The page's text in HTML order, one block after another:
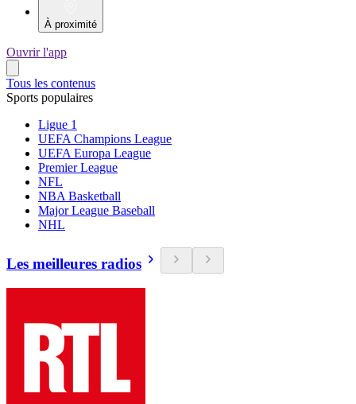
À proximité
Ouvrir l'app
Tous les contenus
Sports populaires
Ligue 1
UEFA Champions League
UEFA Europa League
Premier League
NFL
NBA Basketball
Major League Baseball
NHL
Les meilleures radios